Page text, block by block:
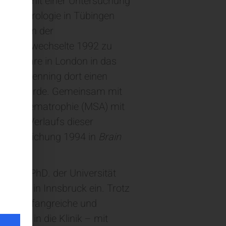
Neurologie in Tübingen
Beginn der
er wechselte 1992 zu
Square in London in das
Wenning dort einen
wurde. Gemeinsam mit
(MSA) mit
Verlaufs dieser
1994 in Brain
PhD. der Universität
in Innsbruck ein. Trotz
umfangreiche und
in die Klinik – mit